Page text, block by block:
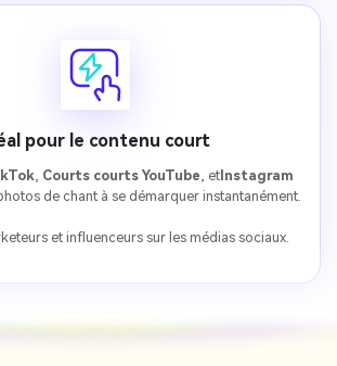
pour le contenu court
, Courts courts YouTube, etInstagram
de chant à se démarquer instantanément.
et influenceurs sur les médias sociaux.